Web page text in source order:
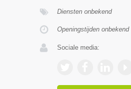
Diensten onbekend
Openingstijden onbekend
Sociale media: